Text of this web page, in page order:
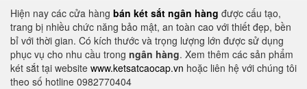
Hiện nay các cửa hàng bán két sắt ngân hàng được cấu tạo,
trang bị nhiều chức năng bảo mật, an toàn cao với thiết đẹp, bền
bỉ với thời gian. Có kích thước và trọng lượng lớn được sử dụng
phục vụ cho nhu cầu trong ngân hàng. Xem thêm các sản phẩm
két sắt tại website www.ketsatcaocap.vn hoặc liên hệ với chúng tôi
theo số hotline 0982770404